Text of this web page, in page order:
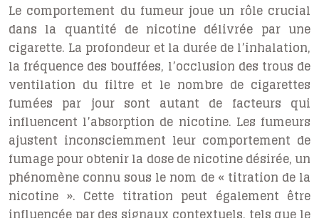
Le comportement du fumeur joue un rôle crucial
dans la quantité de nicotine délivrée par une
cigarette. La profondeur et la durée de l’inhalation,
la fréquence des bouffées, l’occlusion des trous de
ventilation du filtre et le nombre de cigarettes
fumées par jour sont autant de facteurs qui
influencent l’absorption de nicotine. Les fumeurs
ajustent inconsciemment leur comportement de
fumage pour obtenir la dose de nicotine désirée, un
phénomène connu sous le nom de « titration de la
nicotine ». Cette titration peut également être